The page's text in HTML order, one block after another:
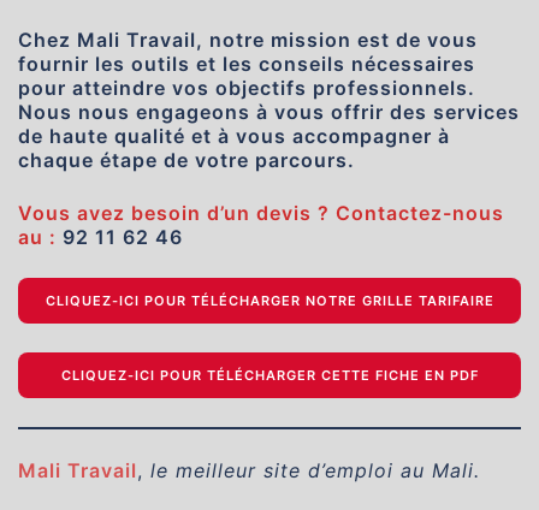
Chez Mali Travail, notre mission est de vous
fournir les outils et les conseils nécessaires
pour atteindre vos objectifs professionnels.
Nous nous engageons à vous offrir des services
de haute qualité et à vous accompagner à
chaque étape de votre parcours.
Vous avez besoin d’un devis ? Contactez-nous
au : 92 11 62 46
CLIQUEZ-ICI POUR TÉLÉCHARGER NOTRE GRILLE TARIFAIRE
CLIQUEZ-ICI POUR TÉLÉCHARGER CETTE FICHE EN PDF
Mali Travail, le meilleur site d’emploi au Mali.